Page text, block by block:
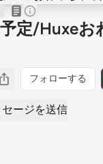
定/Huxeお
フォローする
セージを送信